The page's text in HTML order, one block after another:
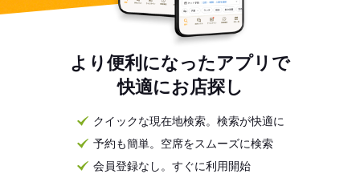
より便利になったアプリで
快適にお店探し
クイックな現在地検索。検索が快適に
予約も簡単。空席をスムーズに検索
会員登録なし。すぐに利用開始